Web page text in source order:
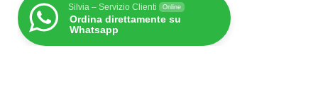
Silvia – Servizio Clienti Online
Ordina direttamente su
Whatsapp